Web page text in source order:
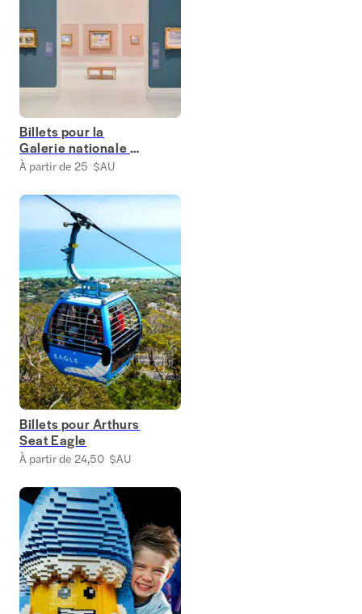
Billets pour la
Galerie nationale de
Victoria (NGV)
À partir de 25 $AU
Billets pour Arthurs
Seat Eagle
À partir de 24,50 $AU